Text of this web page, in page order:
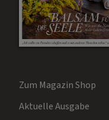
Zum Magazin Shop
Aktuelle Ausgabe